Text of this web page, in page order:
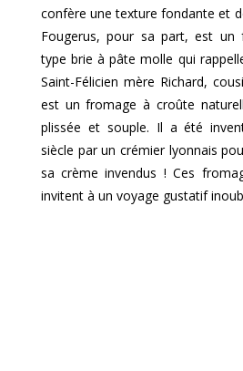
confère une texture fondante et
Fougerus, pour sa part, est un
type brie à pâte molle qui
Saint-Félicien mère Richard,
est un fromage à croûte
plissée et souple. Il a été
siècle par un crémier lyonnais
sa crème invendus ! Ces
invitent à un voyage gustatif